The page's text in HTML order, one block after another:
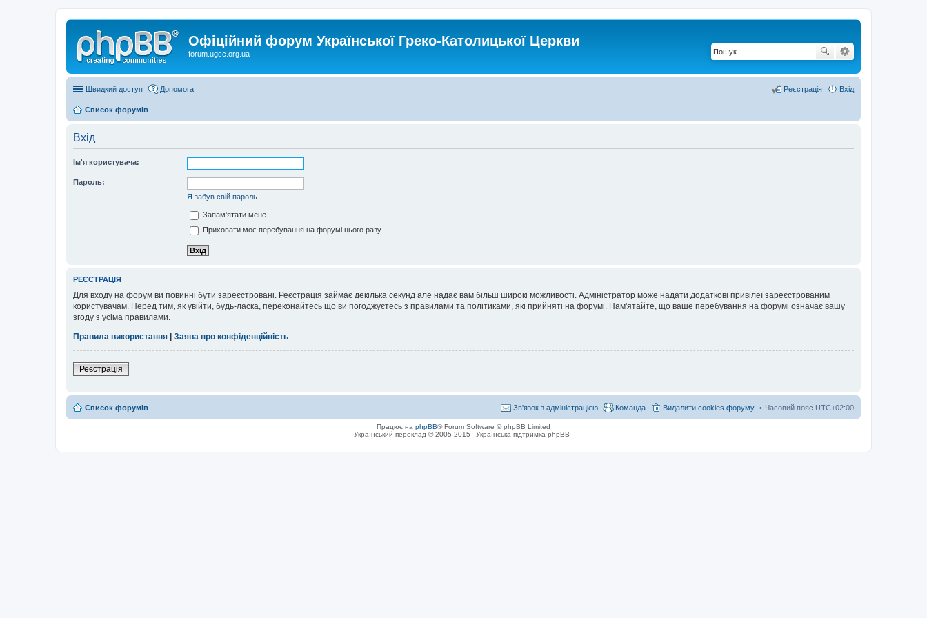
Офіційний форум Української Греко-Католицької Церкви
forum.ugcc.org.ua
Швидкий доступ Допомога Вхід
Реєстрація
Список форумів
Вхід
Ім'я користувача:
Пароль:
Я забув свій пароль
Запам'ятати мене
Приховати моє перебування на форумі цього разу
РЕЄСТРАЦІЯ
Для входу на форум ви повинні бути зареєстровані. Реєстрація займає декілька секунд але надає вам більш широкі можливості. Адміністратор може надати додаткові привілеї зареєстрованим
користувачам. Перед тим, як увійти, будь-ласка, переконайтесь що ви погоджуєтесь з правилами та політиками, які прийняті на форумі. Пам'ятайте, що ваше перебування на форумі означає вашу
згоду з усіма правилами.
Правила використання
Заява про конфіденційність
Реєстрація
Список форумів Часовий пояс UTC+02:00
Видалити cookies форуму
Команда
Зв'язок з адміністрацією
Працює на phpBB® Forum Software © phpBB Limited
Український переклад © 2005-2015
Українська підтримка phpBB